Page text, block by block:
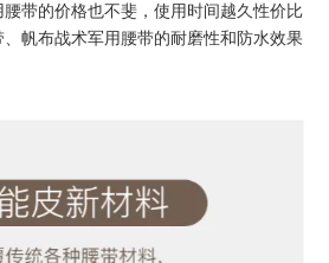
带的价格也不斐，使用时间越久性价比
帆布战术军用腰带的耐磨性和防水效果